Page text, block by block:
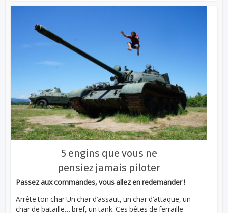
5 engins que vous ne
pensiez jamais piloter
Passez aux commandes, vous allez en redemander !
Arrête ton char Un char d’assaut, un char d’attaque, un
char de bataille… bref, un tank. Ces bêtes de ferraille